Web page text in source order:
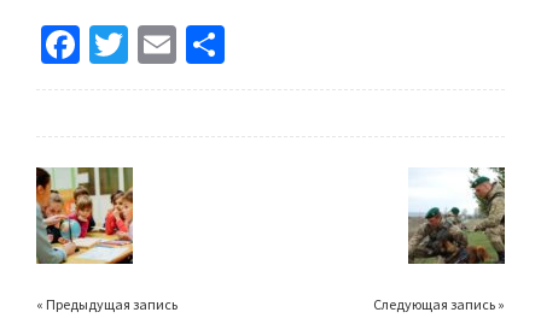
Fa
ce
o
o
k
T
wi
er
E
m h
« Предыдущая запись Следующая запись »